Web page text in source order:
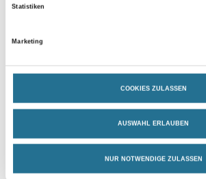
Statistiken
Marketing
COOKIES ZULASSEN
AUSWAHL ERLAUBEN
NUR NOTWENDIGE ZULASSEN
Verarbeitungszeit
Grifffest: 30 min, durchgetrocknet: 24 h,
Verarbeitungstemp./Luftfeuchte
Arbeitstemperatur: 10 - 25 °C
Ergiebigkeit: 60 m